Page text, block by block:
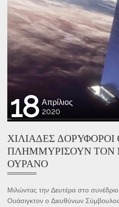
18 Απρίλιος
2020
ΧΙΛΙΆΔΕΣ ΔΟΡΥΦΌΡΟΙ
ΠΛΗΜΜΥΡΊΣΟΥΝ ΤΟΝ
ΟΥΡΑΝΌ
Μιλώντας την Δευτέρα στο
Ουάσιγκτον ο Διευθύνων